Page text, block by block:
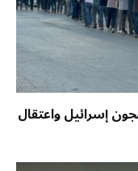
إسرائيل واعتقال